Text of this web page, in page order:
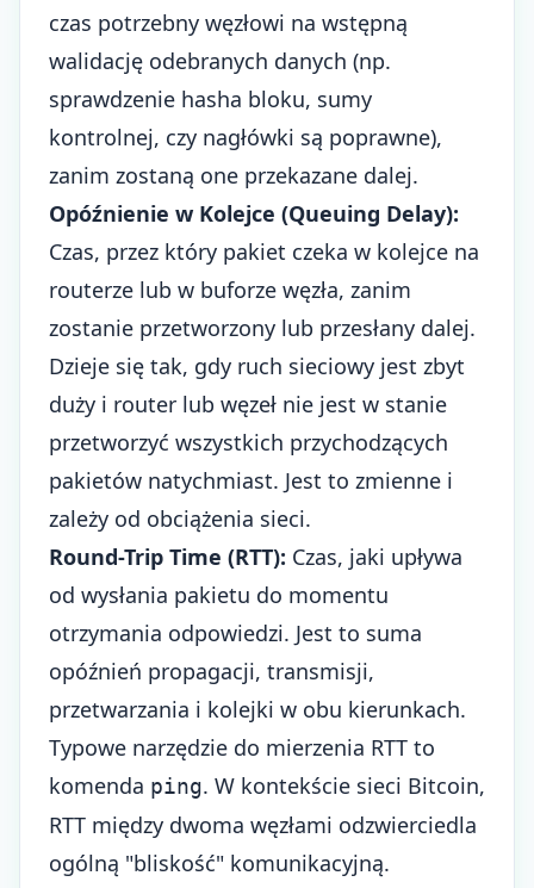
czas potrzebny węzłowi na wstępną
walidację odebranych danych (np.
sprawdzenie hasha bloku, sumy
kontrolnej, czy nagłówki są poprawne),
zanim zostaną one przekazane dalej.
Opóźnienie w Kolejce (Queuing Delay):
Czas, przez który pakiet czeka w kolejce na
routerze lub w buforze węzła, zanim
zostanie przetworzony lub przesłany dalej.
Dzieje się tak, gdy ruch sieciowy jest zbyt
duży i router lub węzeł nie jest w stanie
przetworzyć wszystkich przychodzących
pakietów natychmiast. Jest to zmienne i
zależy od obciążenia sieci.
Round-Trip Time (RTT): Czas, jaki upływa
od wysłania pakietu do momentu
otrzymania odpowiedzi. Jest to suma
opóźnień propagacji, transmisji,
przetwarzania i kolejki w obu kierunkach.
Typowe narzędzie do mierzenia RTT to
komenda ping. W kontekście sieci Bitcoin,
RTT między dwoma węzłami odzwierciedla
ogólną "bliskość" komunikacyjną.